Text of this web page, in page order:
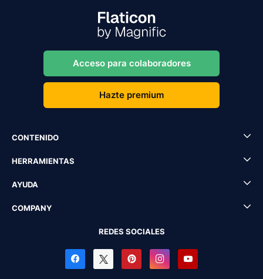
Acceso para colaboradores
Hazte premium
CONTENIDO
HERRAMIENTAS
AYUDA
COMPANY
REDES SOCIALES